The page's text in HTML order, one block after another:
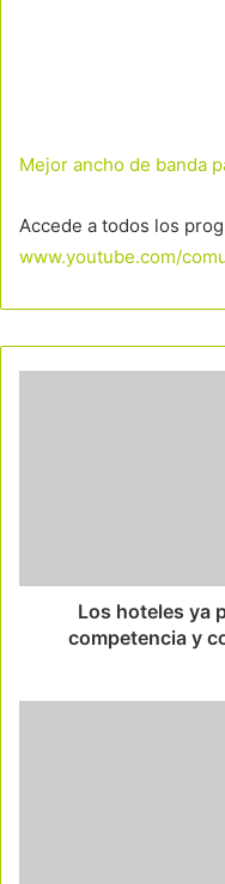
Mejor ancho de banda
Accede a todos los
www.youtube.com/
Los hoteles ya
competencia y